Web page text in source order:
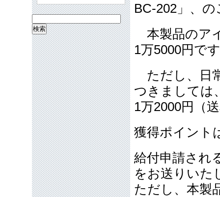
BC-202」、
本製品のア
1万5000円で
ただし、日
つきましては
1万2000円（
獲得ポイント
給付申請され
をお送りいた
ただし、本製
索: